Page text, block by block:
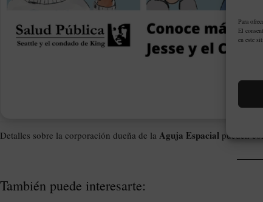
Para
El
en este
Detalles sobre la corporación dueña de la Aguja Espacial pueden
También puede interesarte: